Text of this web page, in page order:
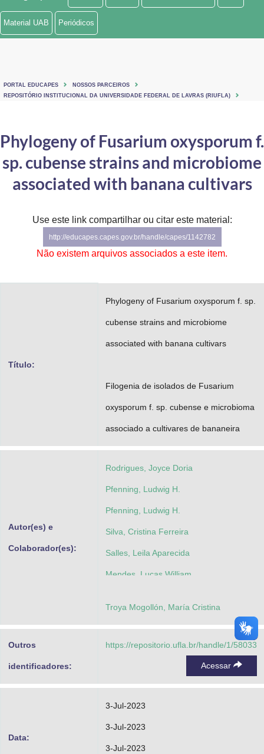
Ministério de Minas e Energia
Ministério do Turismo
Controladoria-Geral da União
Ministério da Mulher, da Família e dos Direitos Humanos
Secretaria de Governo
Gabinete de Segurança Institucional
Material UAB Periódicos
PORTAL EDUCAPES
NOSSOS PARCEIROS
REPOSITÓRIO INSTITUCIONAL DA UNIVERSIDADE FEDERAL DE LAVRAS (RIUFLA)
Phylogeny of Fusarium oxysporum f.
sp. cubense strains and microbiome
associated with banana cultivars
Use este link compartilhar ou citar este material:
http://educapes.capes.gov.br/handle/capes/1142782
Não existem arquivos associados a este item.
Título:
Phylogeny of Fusarium oxysporum f. sp.
cubense strains and microbiome
associated with banana cultivars
Filogenia de isolados de Fusarium
oxysporum f. sp. cubense e microbioma
associado a cultivares de bananeira
Autor(es) e
Colaborador(es):
Rodrigues, Joyce Doria
Pfenning, Ludwig H.
Pfenning, Ludwig H.
Silva, Cristina Ferreira
Salles, Leila Aparecida
Mendes, Lucas William
Troya Mogollón, María Cristina
Outros
identificadores:
https://repositorio.ufla.br/handle/1/58033
Acessar
Data:
3-Jul-2023
3-Jul-2023
3-Jul-2023